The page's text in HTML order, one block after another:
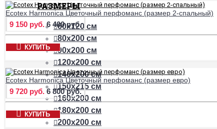
РАЗМЕРЫ
60х120 см
80х200 см
90х200 см
120х200 см
140х200 см
150х215 см
160х200 см
180х200 см
200х200 см
Ecotex Harmonica Цветочный перфоманс (размер 2-спальный)
9 150 руб. 6 400 руб.
КУПИТЬ
Ecotex Harmonica Цветочный перфоманс (размер евро)
9 720 руб. 6 800 руб.
КУПИТЬ